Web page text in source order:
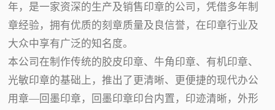
年，是一家资深的生产及销售印章的公司，凭借多年制
章经验，拥有优质的刻章质量及良信誉，在印章行业及
大众中享有广泛的知名度。
本公司在制作传统的胶皮印章、牛角印章、有机印章、
光敏印章的基础上，推出了更清晰、更便捷的现代办公
用章—回墨印章，回墨印章印台内置，印迹清晰，外形